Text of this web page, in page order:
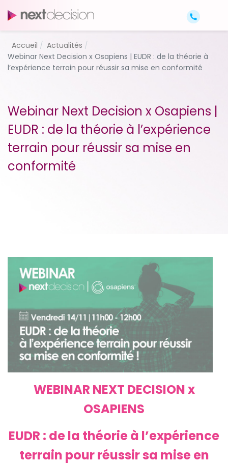
Accueil
Actualités
Webinar Next Decision x Osapiens | EUDR : de la théorie à
l’expérience terrain pour réussir sa mise en conformité
Webinar Next Decision x Osapiens |
EUDR : de la théorie à l’expérience
terrain pour réussir sa mise en
conformité
WEBINAR NEXT DECISION x
OSAPIENS
EUDR : de la théorie à l’expérience
terrain pour réussir sa mise en